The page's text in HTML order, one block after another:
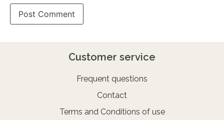
Customer service
Frequent questions
Contact
Terms and Conditions of use